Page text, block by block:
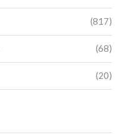
(817)
(68)
(20)